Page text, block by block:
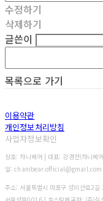
수정하기
삭제하기
글쓴이
목록으로 가기
이용약관
개인정보처리방침
사업자정보확인
상호: 차니베어 | 대표: 강경찬(차니
일: chanibear.official@gmail.com
주소: 서울특별시 마포구 성미산로2